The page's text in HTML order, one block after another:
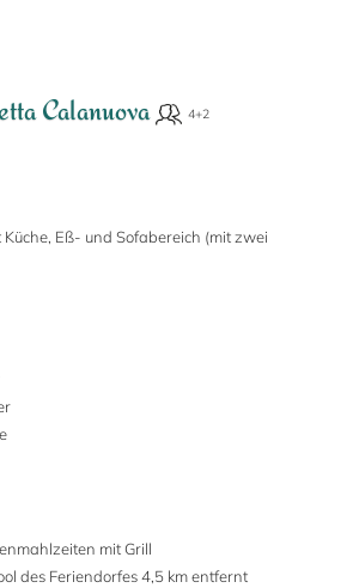
Calanuova
Eß- und Sofabereich (mit zwei
mit Grill
des Feriendorfes 4,5 km entfernt